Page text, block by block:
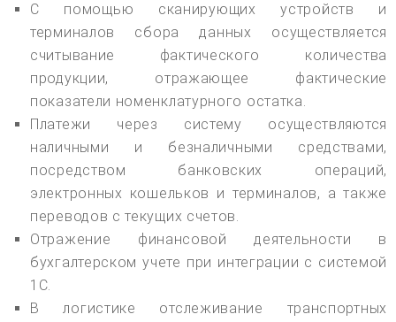
С помощью сканирующих устройств и
терминалов сбора данных осуществляется
считывание фактического количества
продукции, отражающее фактические
показатели номенклатурного остатка.
Платежи через систему осуществляются
наличными и безналичными средствами,
посредством банковских операций,
электронных кошельков и терминалов, а также
переводов с текущих счетов.
Отражение финансовой деятельности в
бухгалтерском учете при интеграции с системой
1С.
В логистике отслеживание транспортных